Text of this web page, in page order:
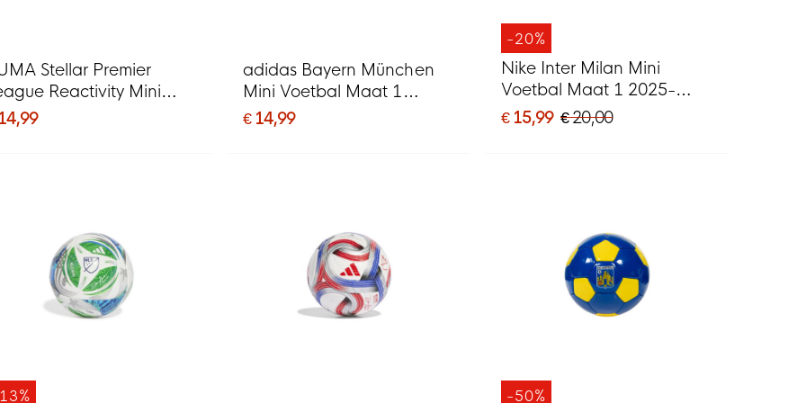
Stellar Premier
Reactivity Mini
Maat 1 2026-
adidas Bayern München
Mini Voetbal Maat 1
2026-2027 Rood Wit
€ 14,99
-20%
Nike Inter Milan Mini
Voetbal Maat 1 2025-
2026 Wit Blauw Zwart
€ 15,99 € 20,00
-50%